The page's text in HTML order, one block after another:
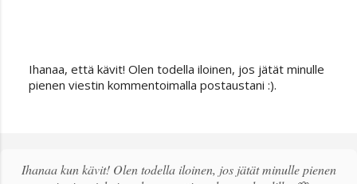
L
ä
Ihanaa, että kävit! Olen todella iloinen, jos jätät minulle
pienen viestin kommentoimalla postaustani :).
Ihanaa kun kävit! Olen todella iloinen, jos jätät minulle pienen